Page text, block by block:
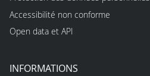
Accessibilité non conforme
Open data et API
INFORMATIONS